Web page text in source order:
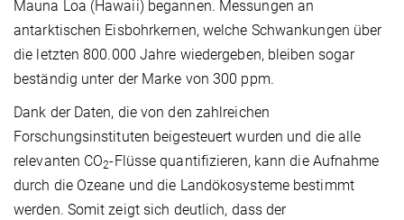
Mauna Loa (Hawaii) begannen. Messungen an
antarktischen Eisbohrkernen, welche Schwankungen über
die letzten 800.000 Jahre wiedergeben, bleiben sogar
beständig unter der Marke von 300 ppm.
Dank der Daten, die von den zahlreichen
Forschungsinstituten beigesteuert wurden und die alle
relevanten CO2-Flüsse quantifizieren, kann die Aufnahme
durch die Ozeane und die Landökosysteme bestimmt
werden. Somit zeigt sich deutlich, dass der